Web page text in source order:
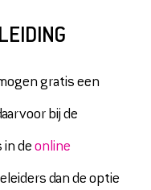
gratis een
bij de
in deonline
dan de optie